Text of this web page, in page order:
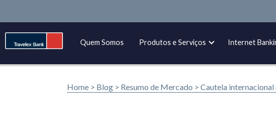
Quem Somos Produtos e Serviços Internet
Home > Blog > Resumo de Mercado > Cautela internacional